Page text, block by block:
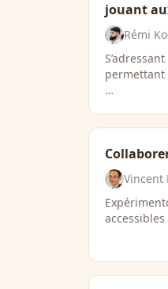
jouant
Rémi
permettant
…
Vincent